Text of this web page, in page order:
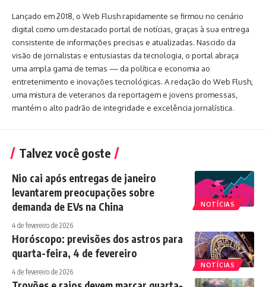
Lançado em 2018, o Web Flush rapidamente se firmou no cenário
digital como um destacado portal de notícias, graças à sua entrega
consistente de informações precisas e atualizadas. Nascido da
visão de jornalistas e entusiastas da tecnologia, o portal abraça
uma ampla gama de temas — da política e economia ao
entretenimento e inovações tecnológicas. A redação do Web Flush,
uma mistura de veteranos da reportagem e jovens promessas,
mantém o alto padrão de integridade e excelência jornalística.
Talvez você goste
NOTÍCIAS
Nio cai após entregas de janeiro
levantarem preocupações sobre
demanda de EVs na China
4 de fevereiro de 2026
NOTÍCIAS
Horóscopo: previsões dos astros para
quarta-feira, 4 de fevereiro
4 de fevereiro de 2026